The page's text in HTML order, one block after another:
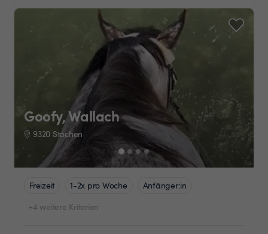
Goofy, Wallach
9320 Stachen
Freizeit 1-2x pro Woche
Anfänger:in
+4 weitere Kriterien